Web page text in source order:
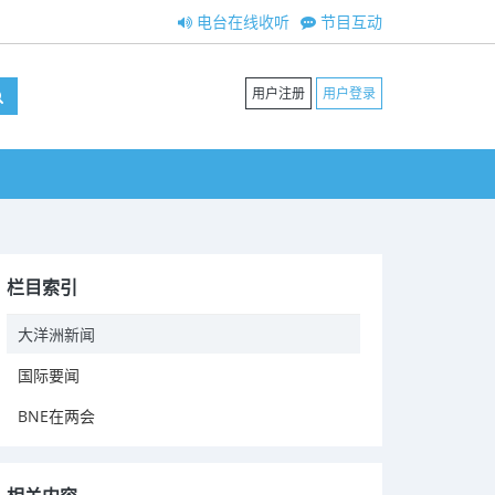
节目互动
电台在线收听
用户注册 用户登录
栏目索引
大洋洲新闻
国际要闻
BNE在两会